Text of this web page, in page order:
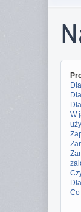
W
Co